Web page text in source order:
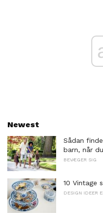
Newest
Sådan
barn, når
BEVÆGER SIG
10 Vintage
DESIGN IDEER